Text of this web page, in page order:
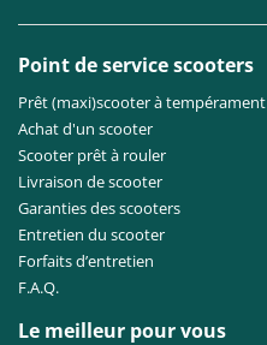
Point de service scooters
Prêt (maxi)scooter à tempérament
Achat d'un scooter
Scooter prêt à rouler
Livraison de scooter
Garanties des scooters
Entretien du scooter
Forfaits d’entretien
F.A.Q.
Le meilleur pour vous